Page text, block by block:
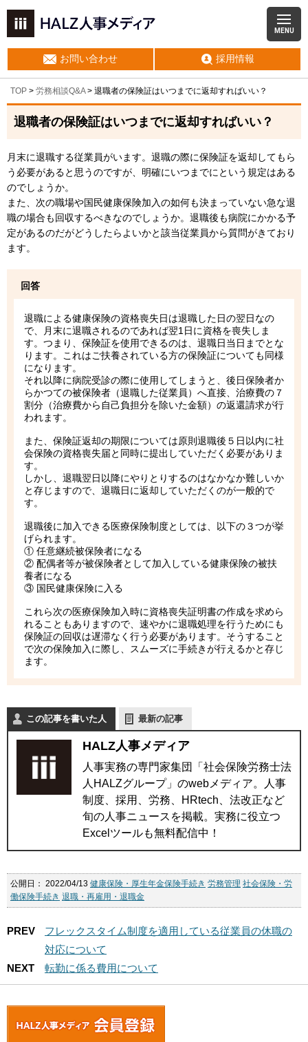
MENU
お問い合わせ 採用情報
TOP > 労務相談Q&A> 退職者の保険証はいつまでに返却すればいい？
退職者の保険証はいつまでに返却すればいい？
月末に退職する従業員がいます。退職の際に保険証を返却してもら
う必要があると思うのですが、明確にいつまでにという規定はある
のでしょうか。
また、次の職場や国民健康保険加入の如何も決まっていない急な退
職の場合も回収するべきなのでしょうか。退職後も病院にかかる予
定があるのだがどうしたらよいかと該当従業員から質問がきており
ます。
回答
退職による健康保険の資格喪失日は退職した日の翌日なの
で、月末に退職されるのであれば翌1日に資格を喪失しま
す。つまり、保険証を使用できるのは、退職日当日までとな
ります。これはご扶養されている方の保険証についても同様
になります。
それ以降に病院受診の際に使用してしまうと、後日保険者か
らかつての被保険者（退職した従業員）へ直接、治療費の７
割分（治療費から自己負担分を除いた金額）の返還請求が行
われます。
また、保険証返却の期限については原則退職後５日以内に社
会保険の資格喪失届と同時に提出していただく必要がありま
す。
しかし、退職翌日以降にやりとりするのはなかなか難しいか
と存じますので、退職日に返却していただくのが一般的で
す。
退職後に加入できる医療保険制度としては、以下の３つが挙
げられます。
① 任意継続被保険者になる
② 配偶者等が被保険者として加入している健康保険の被扶
養者になる
③ 国民健康保険に入る
これら次の医療保険加入時に資格喪失証明書の作成を求めら
れることもありますので、速やかに退職処理を行うためにも
保険証の回収は遅滞なく行う必要があります。そうすること
で次の保険加入に際し、スムーズに手続きが行えるかと存じ
ます。
この記事を書いた人 最新の記事
HALZ人事メディア
人事実務の専門家集団「社会保険労務士法
人HALZグループ」のwebメディア。人事
制度、採用、労務、HRtech、法改正など
旬の人事ニュースを掲載。実務に役立つ
Excelツールも無料配信中！
公開日： 2022/04/13 健康保険・厚生年金保険手続き 労務管理 社会保険・労
働保険手続き 退職・再雇用・退職金
PREV
フレックスタイム制度を適用している従業員の休職の
対応について
NEXT
転勤に係る費用について